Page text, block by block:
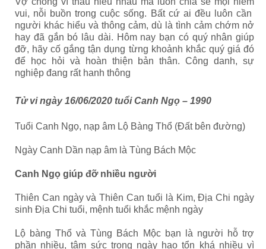
vui, nỗi buồn trong cuộc sống. Bất cứ ai đều luôn cần
người khác hiểu và thông cảm, dù là tình cảm chớm nở
hay đã gắn bó lâu dài. Hôm nay bạn có quý nhân giúp
đỡ, hãy cố gắng tận dụng từng khoảnh khắc quý giá đó
để học hỏi và hoàn thiện bản thân. Công danh, sự
nghiệp đang rất hanh thông
Tử vi ngày 16/06/2020 tuổi Canh Ngọ – 1990
Tuổi Canh Ngọ, nạp âm Lộ Bàng Thổ (Đất bên đường)
Ngày Canh Dần nạp âm là Tùng Bách Mộc
Canh Ngọ giúp đỡ nhiều người
Thiên Can ngày và Thiên Can tuổi là Kim, Địa Chi ngày
sinh Địa Chi tuổi, mệnh tuổi khắc mệnh ngày
Lộ bàng Thổ và Tùng Bách Mộc bạn là người hỗ trợ
phần nhiều, tâm sức trong ngày hao tổn khá nhiều vì